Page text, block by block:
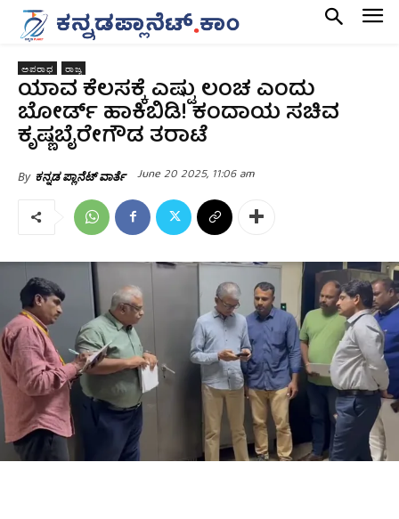
ಅಪರಾಧ ರಾಜ್ಯ
ಯಾವ ಕೆಲಸಕ್ಕೆ ಎಷ್ಟು ಲಂಚ ಎಂದು
ಬೋರ್ಡ್‌ ಹಾಕಿಬಿಡಿ! ಕಂದಾಯ ಸಚಿವ
ಕೃಷ್ಣಬೈರೇಗೌಡ ತರಾಟೆ
By ಕನ್ನಡ ಪ್ಲಾನೆಟ್ ವಾರ್ತೆ June 20 2025, 11:06 am